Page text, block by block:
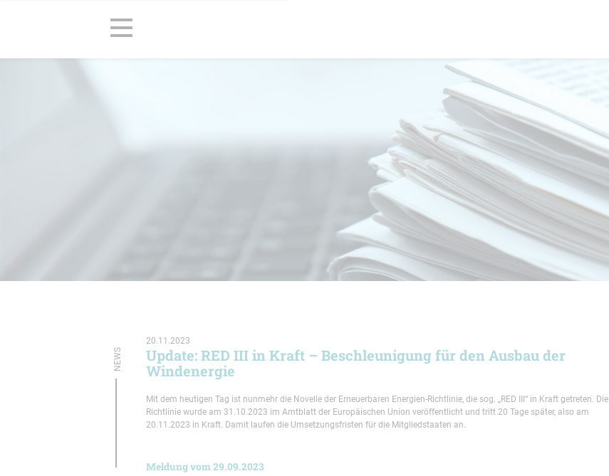
NEWS
20.11.2023
Update: RED III in Kraft – Beschleunigung für den Ausbau der
Windenergie
Mit dem heutigen Tag ist nunmehr die Novelle der Erneuerbaren Energien-Richtlinie, die sog. „RED III“ in Kraft getreten. Die
Richtlinie wurde am 31.10.2023 im Amtblatt der Europäischen Union veröffentlicht und tritt 20 Tage später, also am
20.11.2023 in Kraft. Damit laufen die Umsetzungsfristen für die Mitgliedstaaten an.
Meldung vom 29.09.2023